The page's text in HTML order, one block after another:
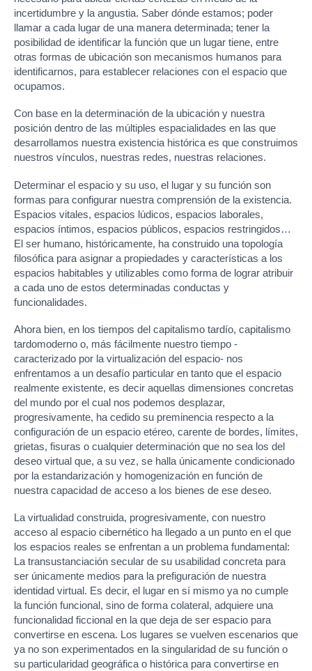
incertidumbre y la angustia. Saber dónde estamos; poder
llamar a cada lugar de una manera determinada; tener la
posibilidad de identificar la función que un lugar tiene, entre
otras formas de ubicación son mecanismos humanos para
identificarnos, para establecer relaciones con el espacio que
ocupamos.
Con base en la determinación de la ubicación y nuestra
posición dentro de las múltiples espacialidades en las que
desarrollamos nuestra existencia histórica es que construimos
nuestros vínculos, nuestras redes, nuestras relaciones.
Determinar el espacio y su uso, el lugar y su función son
formas para configurar nuestra comprensión de la existencia.
Espacios vitales, espacios lúdicos, espacios laborales,
espacios íntimos, espacios públicos, espacios restringidos…
El ser humano, históricamente, ha construido una topología
filosófica para asignar a propiedades y características a los
espacios habitables y utilizables como forma de lograr atribuir
a cada uno de estos determinadas conductas y
funcionalidades.
Ahora bien, en los tiempos del capitalismo tardío, capitalismo
tardomoderno o, más fácilmente nuestro tiempo -
caracterizado por la virtualización del espacio- nos
enfrentamos a un desafío particular en tanto que el espacio
realmente existente, es decir aquellas dimensiones concretas
del mundo por el cual nos podemos desplazar,
progresivamente, ha cedido su preminencia respecto a la
configuración de un espacio etéreo, carente de bordes, límites,
grietas, fisuras o cualquier determinación que no sea los del
deseo virtual que, a su vez, se halla únicamente condicionado
por la estandarización y homogenización en función de
nuestra capacidad de acceso a los bienes de ese deseo.
La virtualidad construida, progresivamente, con nuestro
acceso al espacio cibernético ha llegado a un punto en el que
los espacios reales se enfrentan a un problema fundamental:
La transustanciación secular de su usabilidad concreta para
ser únicamente medios para la prefiguración de nuestra
identidad virtual. Es decir, el lugar en sí mismo ya no cumple
la función funcional, sino de forma colateral, adquiere una
funcionalidad ficcional en la que deja de ser espacio para
convertirse en escena. Los lugares se vuelven escenarios que
ya no son experimentados en la singularidad de su función o
su particularidad geográfica o histórica para convertirse en